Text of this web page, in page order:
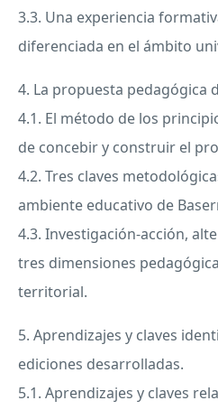
3.3. Una experiencia
diferenciada en el ámbito
4. La propuesta pedagógica
4.1. El método de los
de concebir y construir el
4.2. Tres claves
ambiente educativo de
4.3. Investigación-acción,
tres dimensiones
territorial.
5. Aprendizajes y claves
ediciones desarrolladas.
5.1. Aprendizajes y claves